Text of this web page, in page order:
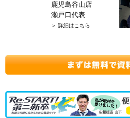
鹿児島谷山店
瀬戸口代表
＞ 詳細はこちら